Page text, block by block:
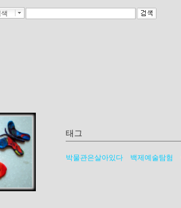
태그
박물관은살아있다 백제예술탐험